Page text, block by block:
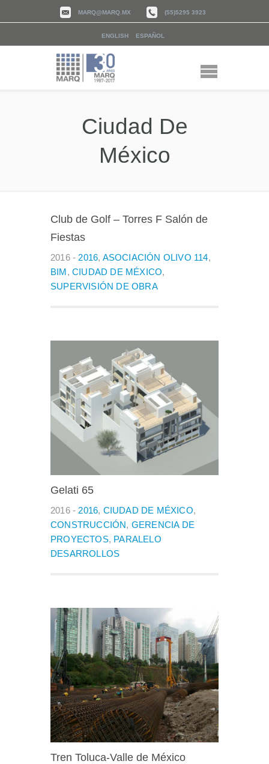
MARQ@MARQ.MX (55)5295 3923
ENGLISH ESPAÑOL
Ciudad De
México
Club de Golf – Torres F Salón de
Fiestas
2016 - 2016, ASOCIACIÓN OLIVO 114,
BIM,CIUDAD DE MÉXICO,
SUPERVISIÓN DE OBRA
Gelati 65
2016 - 2016, CIUDAD DE MÉXICO,
CONSTRUCCIÓN, GERENCIA DE
PROYECTOS, PARALELO
DESARROLLOS
Tren Toluca-Valle de México